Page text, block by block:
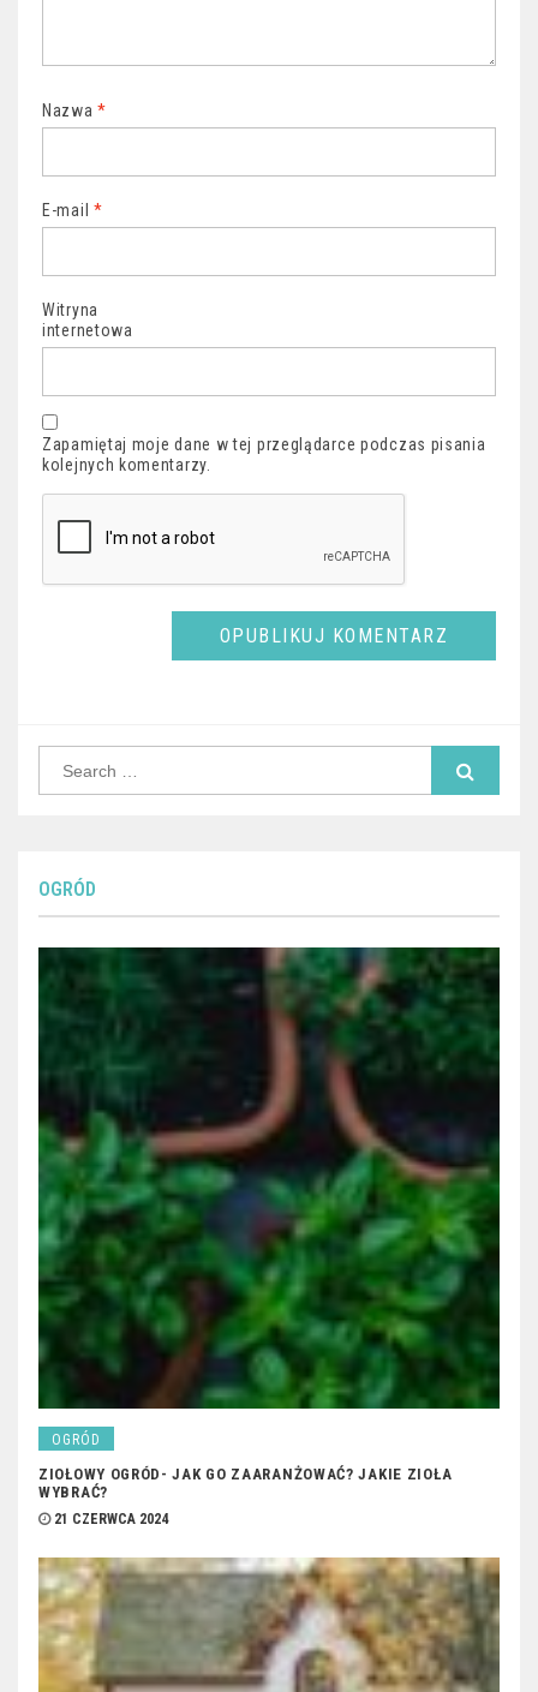
Nazwa*
E-mail *
Witryna
internetowa
Zapamiętaj moje dane w tej przeglądarce podczas pisania
kolejnych komentarzy.
OGRÓD
OGRÓD
ZIOŁOWY OGRÓD- JAK GO ZAARANŻOWAĆ? JAKIE ZIOŁA
WYBRAĆ?
21 CZERWCA 2024